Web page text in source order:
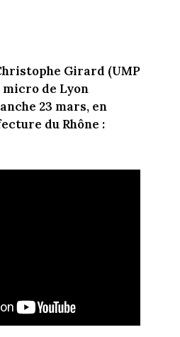
Girard (UMP
micro de Lyon
23 mars, en
du Rhône :